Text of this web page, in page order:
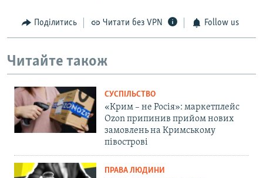
Поділитись Читати без VPN Follow us
Читайте також
СУСПІЛЬСТВО
«Крим – не Росія»: маркетплейс
Ozon припинив прийом нових
замовлень на Кримському
півострові
ПРАВА ЛЮДИНИ